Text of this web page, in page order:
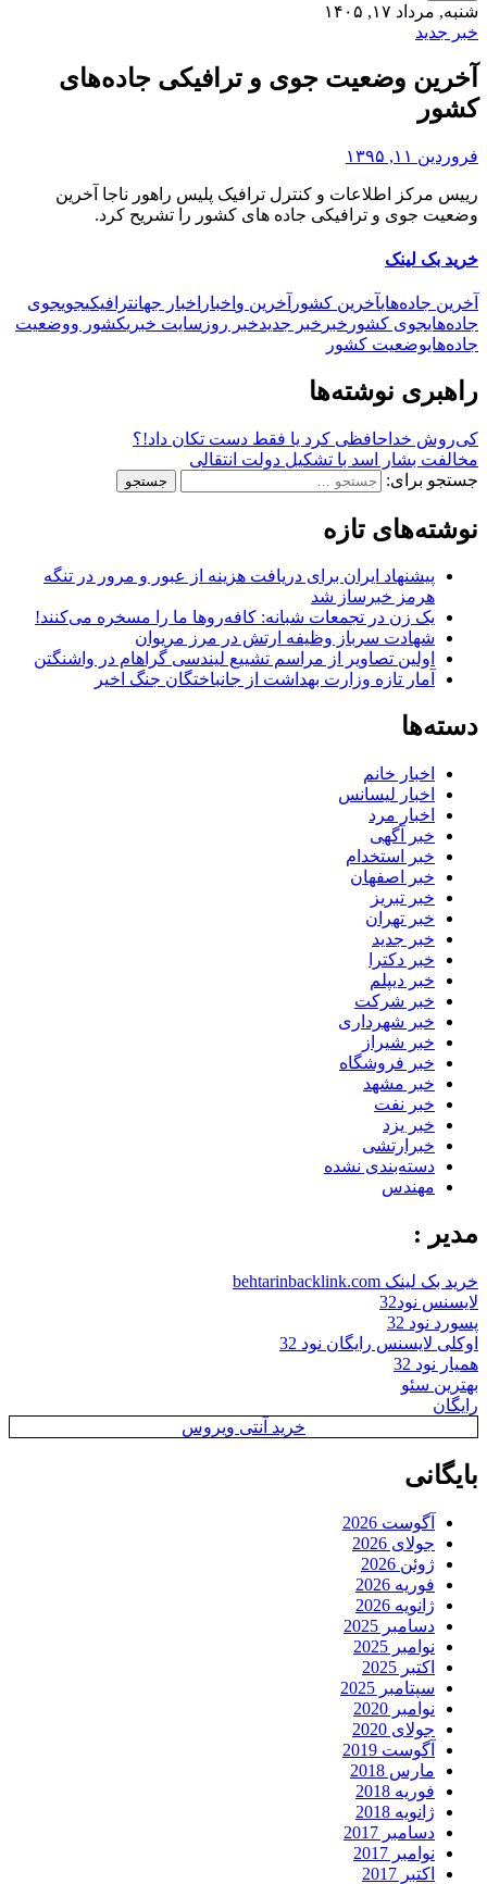
شنبه, مرداد ۱۷, ۱۴۰۵
خبر جدید
آخرین وضعیت جوی و ترافیکی جاده‌های
کشور
فروردین ۱۱, ۱۳۹۵
رییس مرکز اطلاعات و کنترل ترافیک پلیس راهور ناجا آخرین
وضعیت جوی و ترافیکی جاده های کشور را تشریح کرد.
خرید بک لینک
آخرین جاده‌هایآخرین کشور آخرین و اخبار اخبار جهانترافیکیجویجوی
جاده‌هایجوی کشور خبر خبر جدیدخبر روز سایت خبریکشور ووضعیت
جاده‌هایوضعیت کشور
راهبری نوشته‌ها
کی‌روش خداحافظی کرد یا فقط دست تکان داد!؟
مخالفت بشار اسد با تشکیل دولت انتقالی
جستجو برای:
نوشته‌های تازه
پیشنهاد ایران برای دریافت هزینه از عبور و مرور در تنگه
هرمز خبرساز شد
یک زن در تجمعات شبانه: کافه‌روها ما را مسخره می‌کنند!
شهادت سرباز وظیفه ارتش در مرز مریوان
اولین تصاویر از مراسم تشییع لیندسی گراهام در واشنگتن
آمار تازه وزارت بهداشت از جانباختگان جنگ اخیر
دسته‌ها
اخبار خانم
اخبار لیسانس
اخبار مرد
خبر آگهی
خبر استخدام
خبر اصفهان
خبر تبریز
خبر تهران
خبر جدید
خبر دکترا
خبر دیپلم
خبر شرکت
خبر شهرداری
خبر شیراز
خبر فروشگاه
خبر مشهد
خبر نفت
خبر یزد
خبرارتشی
دسته‌بندی نشده
مهندس
مدیر :
خرید بک لینک behtarinbacklink.com
لایسنس نود32
پسورد نود 32
اوکلی لایسنس رایگان نود 32
همیار نود 32
بهترین سئو
رایگان
خرید آنتی ویروس
بایگانی
آگوست 2026
جولای 2026
ژوئن 2026
فوریه 2026
ژانویه 2026
دسامبر 2025
نوامبر 2025
اکتبر 2025
سپتامبر 2025
نوامبر 2020
جولای 2020
آگوست 2019
مارس 2018
فوریه 2018
ژانویه 2018
دسامبر 2017
نوامبر 2017
اکتبر 2017